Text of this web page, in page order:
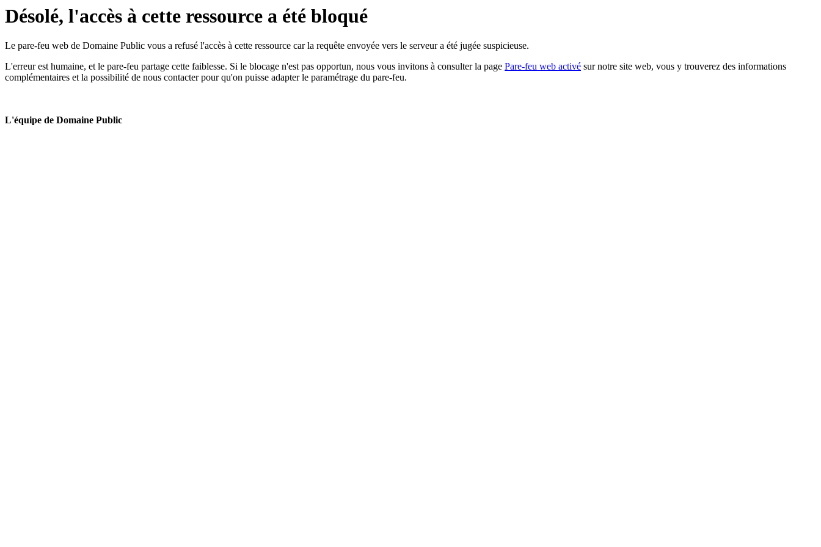
Désolé, l'accès à cette ressource a été bloqué
Le pare-feu web de Domaine Public vous a refusé l'accès à cette ressource car la requête envoyée vers le serveur a été jugée suspicieuse.
L'erreur est humaine, et le pare-feu partage cette faiblesse. Si le blocage n'est pas opportun, nous vous invitons à consulter la page Pare-feu web activé sur notre site web, vous y trouverez des informations
complémentaires et la possibilité de nous contacter pour qu'on puisse adapter le paramétrage du pare-feu.
L'équipe de Domaine Public